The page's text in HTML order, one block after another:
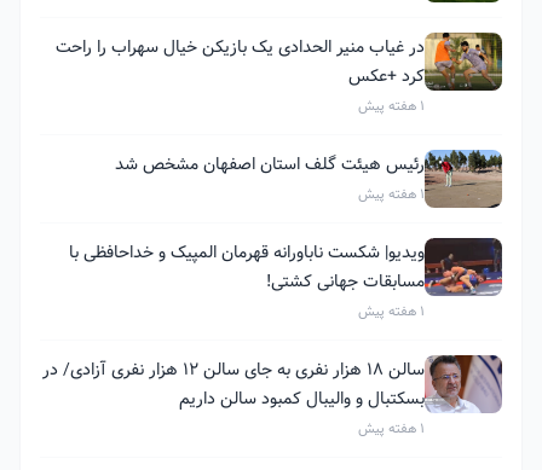
در غیاب منیر الحدادی یک بازیکن خیال سهراب را راحت
کرد +عکس
1 هفته پیش
رئیس هیئت گلف استان اصفهان مشخص شد
1 هفته پیش
ویدیو| شکست ناباورانه قهرمان المپیک و خداحافظی با
مسابقات جهانی کشتی!
1 هفته پیش
سالن ۱۸ هزار نفری به جای سالن ۱۲ هزار نفری آزادی/ در
بسکتبال و والیبال کمبود سالن داریم
1 هفته پیش